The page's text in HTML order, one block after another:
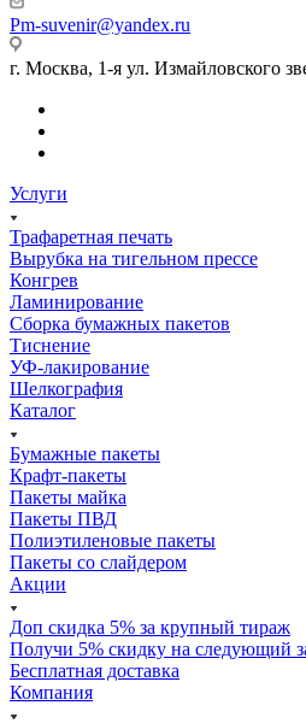
Pm-suvenir@yandex.ru
г. Москва, 1-я ул. Измайловского
Услуги
Трафаретная печать
Вырубка на тигельном прессе
Конгрев
Ламинирование
Сборка бумажных пакетов
Тиснение
УФ-лакирование
Шелкография
Каталог
Бумажные пакеты
Крафт-пакеты
Пакеты майка
Пакеты ПВД
Полиэтиленовые пакеты
Пакеты со слайдером
Акции
Доп скидка 5% за крупный тираж
Получи 5% скидку на следующий
Бесплатная доставка
Компания